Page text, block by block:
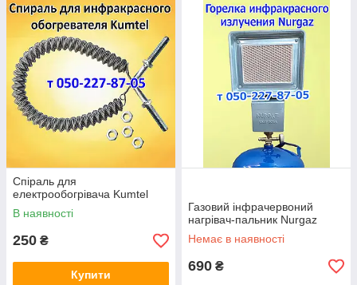
Спіраль для
електрообогрівача Kumtel
В наявності
250 ₴
Купити
Газовий інфрачервоний
нагрівач-пальник Nurgaz
Немає в наявності
690 ₴